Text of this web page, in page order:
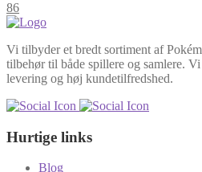
86
Vi tilbyder et bredt sortiment af
tilbehør til både spillere og samlere.
levering og høj kundetilfredshed.
Hurtige links
Blog